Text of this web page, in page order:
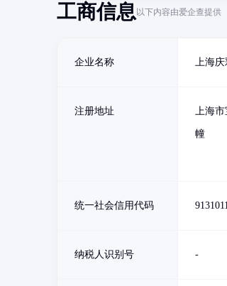
工商信息以下内容由爱企查提供
企业名称 上海庆
注册地址 上海市
幢
统一社会信用代码
纳税人识别号 -